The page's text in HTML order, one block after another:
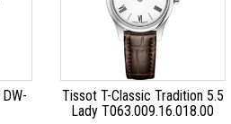
Tissot T-Classic Tradition 5.5
Lady T063.009.16.018.00